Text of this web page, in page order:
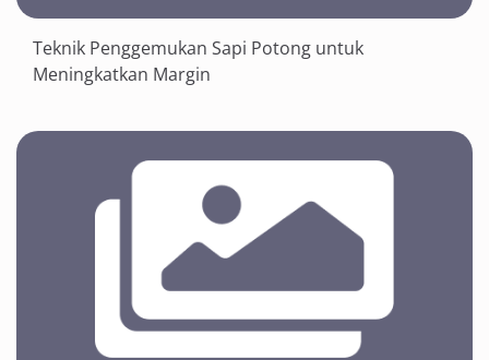
Teknik Penggemukan Sapi Potong untuk
Meningkatkan Margin